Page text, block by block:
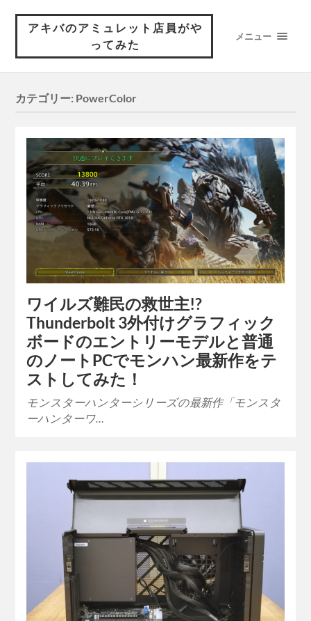
アキバのアミュレット店員がや
ってみた
メニュー
カテゴリー: PowerColor
ワイルズ難民の救世主!?
Thunderbolt 3外付けグラフィック
ボードのエントリーモデルと普通
のノートPCでモンハン最新作をテ
ストしてみた！
モンスターハンターシリーズの最新作「モンスタ
ーハンターワ…